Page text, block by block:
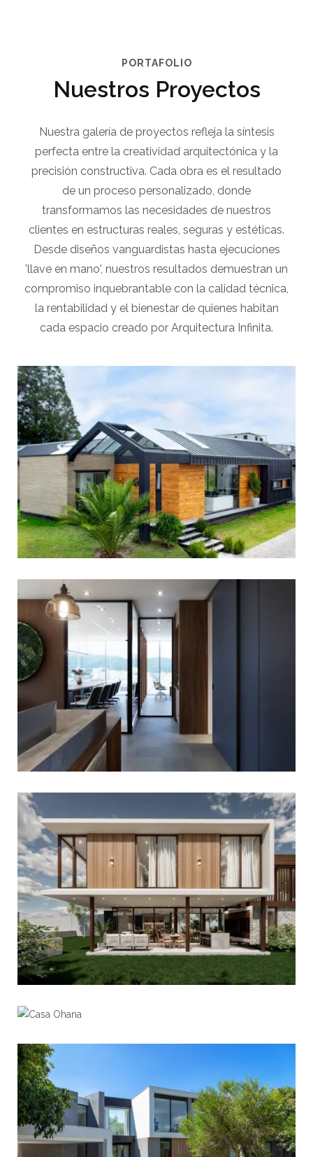
PORTAFOLIO
Nuestros Proyectos
Nuestra galería de proyectos refleja la síntesis
perfecta entre la creatividad arquitectónica y la
precisión constructiva. Cada obra es el resultado
de un proceso personalizado, donde
transformamos las necesidades de nuestros
clientes en estructuras reales, seguras y estéticas.
Desde diseños vanguardistas hasta ejecuciones
'llave en mano', nuestros resultados demuestran un
compromiso inquebrantable con la calidad técnica,
la rentabilidad y el bienestar de quienes habitan
cada espacio creado por Arquitectura Infinita.
View portfolio: Black House
Black House
View portfolio: Calmediav Oficina
Calmediav Oficina
View portfolio: Casa Mirador
Casa Mirador
View portfolio: Casa Ohana
Casa Ohana
View portfolio: Casa Wolter
Casa Wolter